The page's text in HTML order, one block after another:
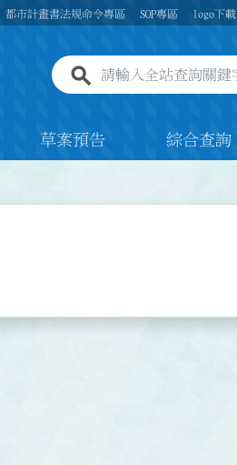
都市計畫書法規命令專區 SOP專區 logo下載
全站查詢關鍵字欄位
草案預告 綜合查詢